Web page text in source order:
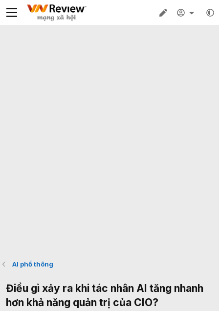
AI phổ thông
Điều gì xảy ra khi tác nhân AI tăng nhanh
hơn khả năng quản trị của CIO?